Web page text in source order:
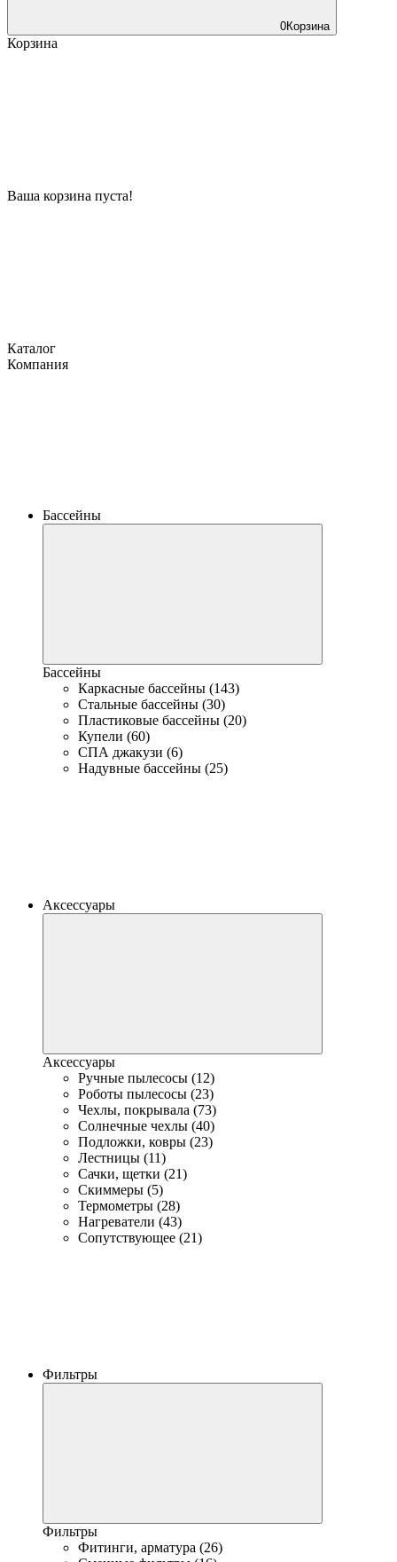
0Корзина
Корзина
Ваша корзина пуста!
Каталог
Компания
Бассейны
Бассейны
Каркасные бассейны (143)
Стальные бассейны (30)
Пластиковые бассейны (20)
Купели (60)
СПА джакузи (6)
Надувные бассейны (25)
Аксессуары
Аксессуары
Ручные пылесосы (12)
Роботы пылесосы (23)
Чехлы, покрывала (73)
Солнечные чехлы (40)
Подложки, ковры (23)
Лестницы (11)
Сачки, щетки (21)
Скиммеры (5)
Термометры (28)
Нагреватели (43)
Сопутствующее (21)
Фильтры
Фильтры
Фитинги, арматура (26)